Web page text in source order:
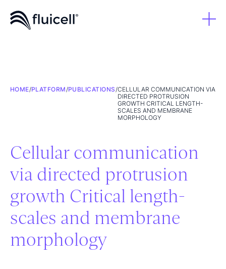
HOME/PLATFORM/PUBLICATIONS/CELLULAR COMMUNICATION VIA
DIRECTED PROTRUSION
GROWTH CRITICAL LENGTH-
SCALES AND MEMBRANE
MORPHOLOGY
Cellular communication
via directed protrusion
growth Critical length-
scales and membrane
morphology